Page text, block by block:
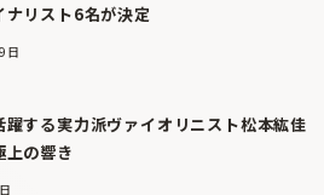
ナリスト6名が決定
日
躍する実力派ヴァイオリニスト松本紘佳
上の響き